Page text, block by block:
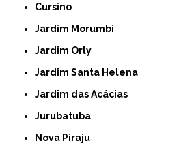
Cursino
Jardim Morumbi
Jardim Orly
Jardim Santa Helena
Jardim das Acácias
Jurubatuba
Nova Piraju